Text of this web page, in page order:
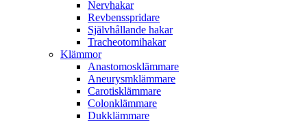
Nervhakar
Revbensspridare
Självhållande hakar
Tracheotomihakar
Klämmor
Anastomosklämmare
Aneurysmklämmare
Carotisklämmare
Colonklämmare
Dukklämmare